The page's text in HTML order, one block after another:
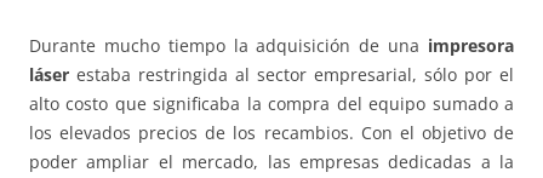
Durante mucho tiempo la adquisición de una impresora
láser estaba restringida al sector empresarial, sólo por el
alto costo que significaba la compra del equipo sumado a
los elevados precios de los recambios. Con el objetivo de
poder ampliar el mercado, las empresas dedicadas a la